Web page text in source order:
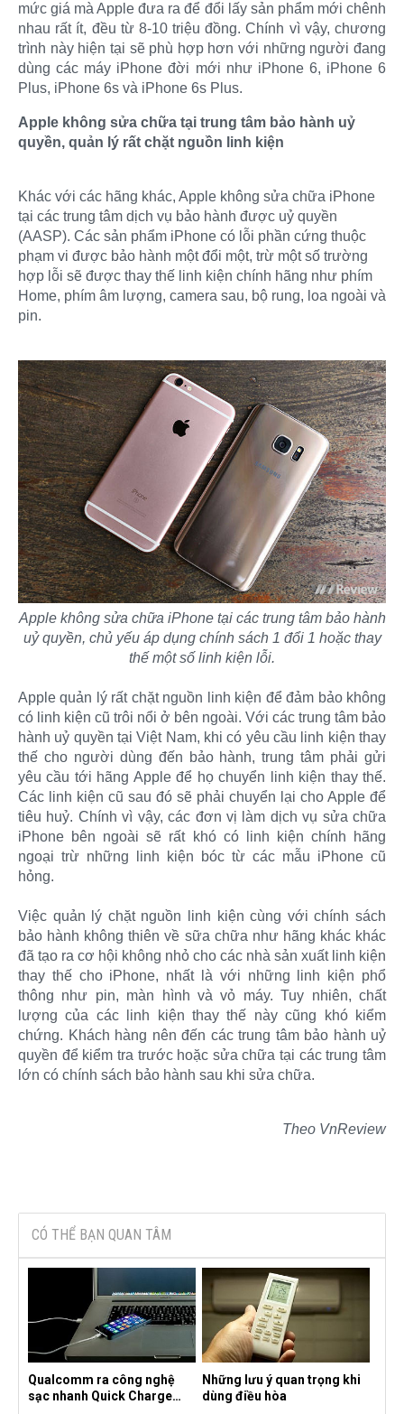
mức giá mà Apple đưa ra để đổi lấy sản phẩm mới chênh
nhau rất ít, đều từ 8-10 triệu đồng. Chính vì vậy, chương
trình này hiện tại sẽ phù hợp hơn với những người đang
dùng các máy iPhone đời mới như iPhone 6, iPhone 6
Plus, iPhone 6s và iPhone 6s Plus.
Apple không sửa chữa tại trung tâm bảo hành uỷ
quyền, quản lý rất chặt nguồn linh kiện
Khác với các hãng khác, Apple không sửa chữa iPhone
tại các trung tâm dịch vụ bảo hành được uỷ quyền
(AASP). Các sản phẩm iPhone có lỗi phần cứng thuộc
phạm vi được bảo hành một đổi một, trừ một số trường
hợp lỗi sẽ được thay thế linh kiện chính hãng như phím
Home, phím âm lượng, camera sau, bộ rung, loa ngoài và
pin.
Apple không sửa chữa iPhone tại các trung tâm bảo hành
uỷ quyền, chủ yếu áp dụng chính sách 1 đổi 1 hoặc thay
thế một số linh kiện lỗi.
Apple quản lý rất chặt nguồn linh kiện để đảm bảo không
có linh kiện cũ trôi nổi ở bên ngoài. Với các trung tâm bảo
hành uỷ quyền tại Việt Nam, khi có yêu cầu linh kiện thay
thế cho người dùng đến bảo hành, trung tâm phải gửi
yêu cầu tới hãng Apple để họ chuyển linh kiện thay thế.
Các linh kiện cũ sau đó sẽ phải chuyển lại cho Apple để
tiêu huỷ. Chính vì vậy, các đơn vị làm dịch vụ sửa chữa
iPhone bên ngoài sẽ rất khó có linh kiện chính hãng
ngoại trừ những linh kiện bóc từ các mẫu iPhone cũ
hỏng.
Việc quản lý chặt nguồn linh kiện cùng với chính sách
bảo hành không thiên về sữa chữa như hãng khác khác
đã tạo ra cơ hội không nhỏ cho các nhà sản xuất linh kiện
thay thế cho iPhone, nhất là với những linh kiện phổ
thông như pin, màn hình và vỏ máy. Tuy nhiên, chất
lượng của các linh kiện thay thế này cũng khó kiểm
chứng. Khách hàng nên đến các trung tâm bảo hành uỷ
quyền để kiểm tra trước hoặc sửa chữa tại các trung tâm
lớn có chính sách bảo hành sau khi sửa chữa.
Theo VnReview
CÓ THỂ BẠN QUAN TÂM
Qualcomm ra công nghệ
sạc nhanh Quick Charge
Những lưu ý quan trọng khi
dùng điều hòa